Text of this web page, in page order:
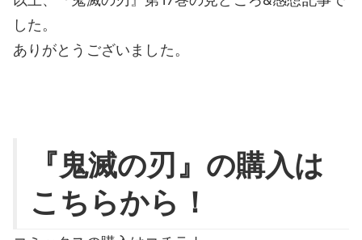
した。
ありがとうございました。
『鬼滅の刃』の購入は
こちらから！